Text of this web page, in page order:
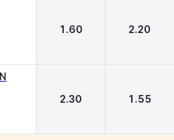
1.60 2.20
2.30 1.55